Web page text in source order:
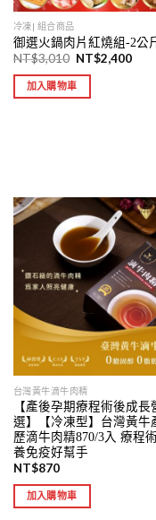
冷凍| 組合商品
御選火鍋肉片紅燒組-2公
NT$3,010 NT$2,400
加入購物車
台灣黃牛滴牛肉精
【產後孕期療程術後成長
選】【冷凍型】台灣黃牛
歷滴牛肉精870/3入 療程
養免疫好幫手
NT$870
加入購物車